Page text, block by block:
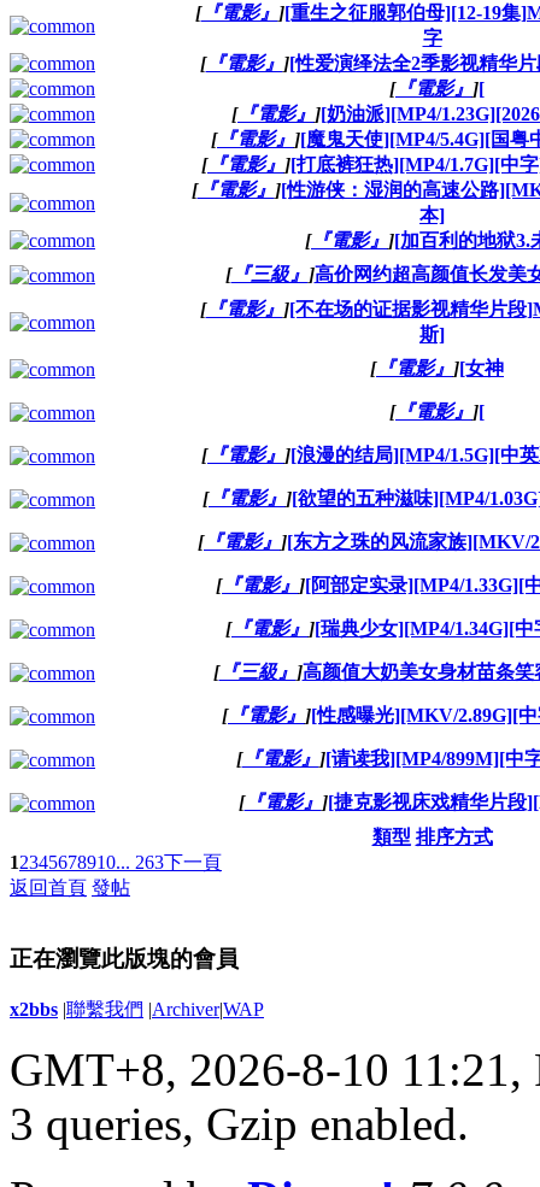
[『電影』 ][重生之征服郭伯母][12-19集
字
[『電影』 ][性爱演绎法全2季影视精华
[『電影』 ][
[『電影』 ][奶油派][MP4/
[『電影』 ][魔鬼天使][MP4/5.4G][国粤
[『電影』 ][打底裤狂热][MP4/1.7G][中
[『電影』 ][性游侠：湿润的高速公路
本]
[『電影』 ][加百利的地狱3.
[『三級』 ]高价网约超高颜值长发美
[『電影』 ][不在场的证据影视精华片段
斯]
[『電影』 ][女神
[『電影』 ][
[『電影』 ][浪漫的结局][MP4/1.5G][中
[『電影』 ][欲望的五种滋味][MP4/
[『電影』 ][东方之珠的风流家族][MKV/
[『電影』 ][阿部定实录][MP4/1.33G][
[『電影』 ][瑞典少女][MP4/1.34G][
[『三級』 ]高颜值大奶美女身材苗条笑
[『電影』 ][性感曝光][MKV/2.89G][
[『電影』 ][请读我][MP4/899M][中
[『電影』 ][捷克影视床戏精华片段
類型 排序方式
12345678910... 263下一頁
返回首頁 發帖
正在瀏覽此版塊的會員
x2bbs |聯繫我們 |Archiver|WAP
GMT+8, 2026-8-10 11:21,
3 queries, Gzip enabled.